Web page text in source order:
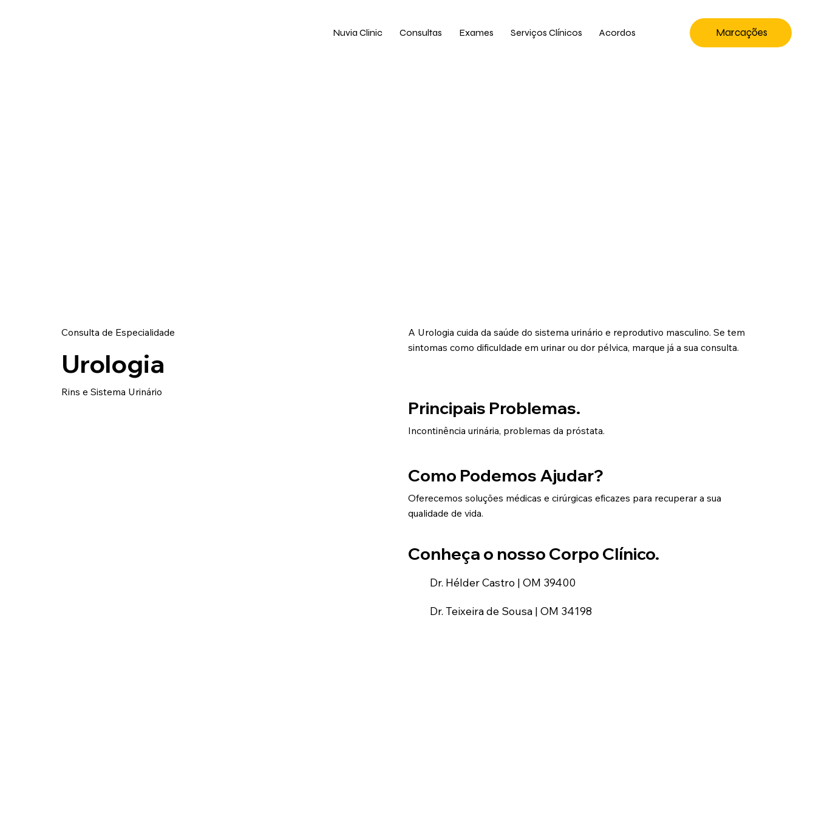
Nuvia Clinic Consultas Exames Serviços Clínicos Acordos Marcações
Rins e Sistema Urinário
Urologia
Consulta de Especialidade
A Urologia cuida da saúde do sistema urinário e reprodutivo masculino. Se tem
sintomas como dificuldade em urinar ou dor pélvica, marque já a sua consulta.
Principais Problemas.
Incontinência urinária, problemas da próstata.
Como Podemos Ajudar?
Oferecemos soluções médicas e cirúrgicas eficazes para recuperar a sua
qualidade de vida.
Conheça o nosso Corpo Clínico.
Dr. Hélder Castro | OM 39400
Dr. Teixeira de Sousa | OM 34198